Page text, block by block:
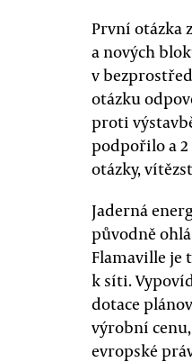
První otázka
a nových
v
otázku
proti
podpořilo a
otázky,
Jaderná
původně
Flamaville je
k síti.
dotace
výrobní
evropské